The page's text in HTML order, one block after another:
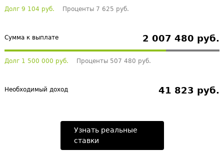
Долг 9 104 руб. Проценты 7 625 руб.
Сумма к выплате 2 007 480 руб.
Долг 1 500 000 руб. Проценты 507 480 руб.
Необходимый доход 41 823 руб.
Узнать реальные
ставки